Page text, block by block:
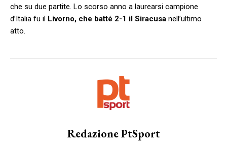
che su due partite. Lo scorso anno a laurearsi campione
d’Italia fu il Livorno, che batté 2-1 il Siracusa nell’ultimo
atto.
Redazione PtSport